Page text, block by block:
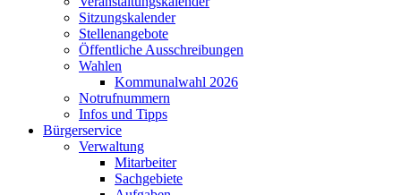
Sitzungskalender
Stellenangebote
Öffentliche Ausschreibungen
Wahlen
Kommunalwahl 2026
Notrufnummern
Infos und Tipps
Bürgerservice
Verwaltung
Mitarbeiter
Sachgebiete